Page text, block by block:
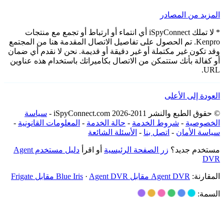
المزيد من المصادر
* لا تملك iSpyConnect أي انتماء أو ارتباط أو تجمع مع منتجات
Kenpro. تم الحصول على تفاصيل الاتصال المقدمة هنا من المجتمع
وقد تكون غير مكتملة أو غير دقيقة أو قديمة. نحن لا نقدم أي ضمان
أو كفالة بأنك ستتمكن من الاتصال بكاميراتك باستخدام هذه عناوين
URL.
العودة إلى الأعلى
© حقوق الطبع والنشر 2011-2026 iSpyConnect.com -
سياسة
الخصوصية - شروط الخدمة - حالة الخدمة - المعلومات القانونية -
سياسة الأمان - اتصل بنا - الأسئلة الشائعة
مستخدم جديد؟ زر الصفحة الرئيسية أو اقرأ
دليل مستخدم Agent
DVR
المقارنة: Agent DVR مقابل Blue Iris · Agent DVR مقابل Frigate
السمة: